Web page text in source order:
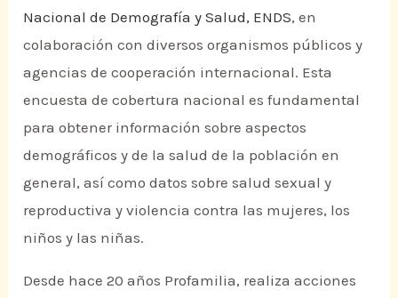
Nacional de Demografía y Salud, ENDS, en
colaboración con diversos organismos públicos y
agencias de cooperación internacional. Esta
encuesta de cobertura nacional es fundamental
para obtener información sobre aspectos
demográficos y de la salud de la población en
general, así como datos sobre salud sexual y
reproductiva y violencia contra las mujeres, los
niños y las niñas.
Desde hace 20 años Profamilia, realiza acciones